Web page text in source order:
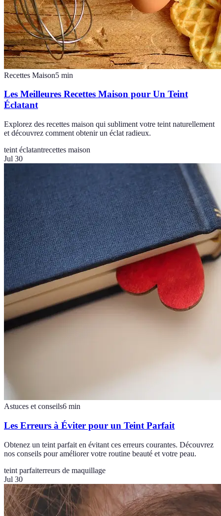
Recettes Maison5 min
Les Meilleures Recettes Maison pour Un Teint
Éclatant
Explorez des recettes maison qui subliment votre teint naturellement
et découvrez comment obtenir un éclat radieux.
teint éclatantrecettes maison
Jul 30
Astuces et conseils6 min
Les Erreurs à Éviter pour un Teint Parfait
Obtenez un teint parfait en évitant ces erreurs courantes. Découvrez
nos conseils pour améliorer votre routine beauté et votre peau.
teint parfaiterreurs de maquillage
Jul 30